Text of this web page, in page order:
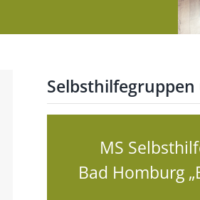
Information
Kliniken,
und
MS
Bad Homburg